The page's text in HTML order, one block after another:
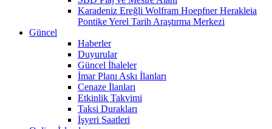
Karadeniz Ereğli Wolfram Hoepfner Herakleia
Pontike Yerel Tarih Araştırma Merkezi
Güncel
Haberler
Duyurular
Güncel İhaleler
İmar Planı Askı İlanları
Cenaze İlanları
Etkinlik Takvimi
Taksi Durakları
İşyeri Saatleri